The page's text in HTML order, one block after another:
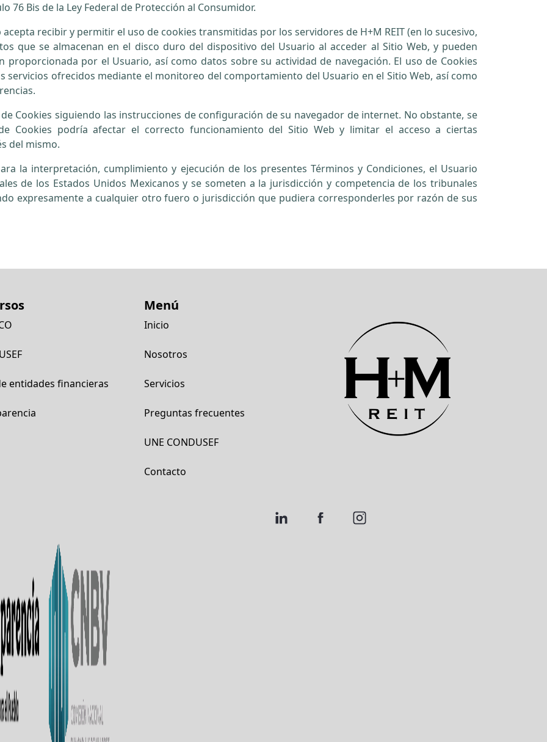
76 Bis de la Ley Federal de Protección al Consumidor.
acepta recibir y permitir el uso de cookies transmitidas por los servidores de H+M REIT (en lo sucesivo,
que se almacenan en el disco duro del dispositivo del Usuario al acceder al Sitio Web, y pueden
por el Usuario, así como datos sobre su actividad de navegación. El uso de Cookies
servicios ofrecidos mediante el monitoreo del comportamiento del Usuario en el Sitio Web, así como
Cookies siguiendo las instrucciones de configuración de su navegador de internet. No obstante, se
Cookies podría afectar el correcto funcionamiento del Sitio Web y limitar el acceso a ciertas
del mismo.
Para la interpretación, cumplimiento y ejecución de los presentes Términos y Condiciones, el Usuario
de los Estados Unidos Mexicanos y se someten a la jurisdicción y competencia de los tribunales
expresamente a cualquier otro fuero o jurisdicción que pudiera corresponderles por razón de sus
entidades financieras
Menú
Inicio
Nosotros
Servicios
Preguntas frecuentes
UNE CONDUSEF
Contacto